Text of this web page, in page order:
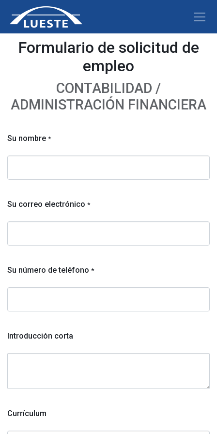
Formulario de solicitud de
empleo
CONTABILIDAD /
ADMINISTRACIÓN FINANCIERA
Su nombre *
Su correo electrónico *
Su número de teléfono *
Introducción corta
Currículum